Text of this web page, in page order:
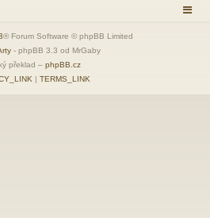
® Forum Software © phpBB Limited
- phpBB 3.3 od MrGaby
překlad – phpBB.cz
| TERMS_LINK